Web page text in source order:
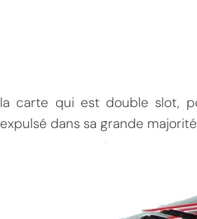
la carte qui est double slot,
expulsé dans sa grande